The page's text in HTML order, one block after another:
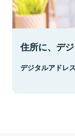
住所に、デ
デジタルアドレ